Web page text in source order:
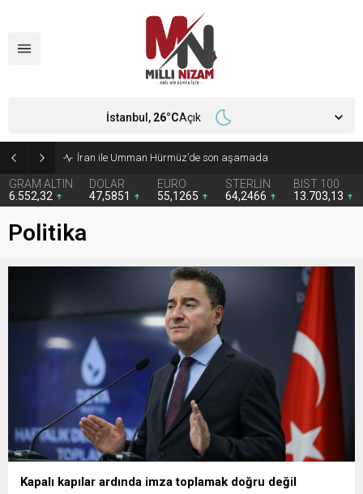
İran ile Umman Hürmüz’de son aşamada
GRAM ALTIN
6.552,32
DOLAR
47,5851
EURO
55,1265
STERLİN
64,2466
BIST 100
13.703,13
İstanbul, 26°CAçık
Politika
Kapalı kapılar ardında imza toplamak doğru değil